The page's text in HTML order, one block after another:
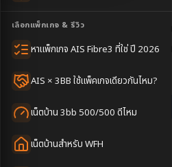
เลือกแพ็กเกจ & รีวิว
หาแพ็กเกจ AIS Fibre3 ที่ใช่ ปี 2026
AIS × 3BB ใช้แพ็คเกจเดียวกันไหม?
เน็ตบ้าน 3bb 500/500 ดีไหม
เน็ตบ้านสำหรับ WFH
รับติด
อำเภ